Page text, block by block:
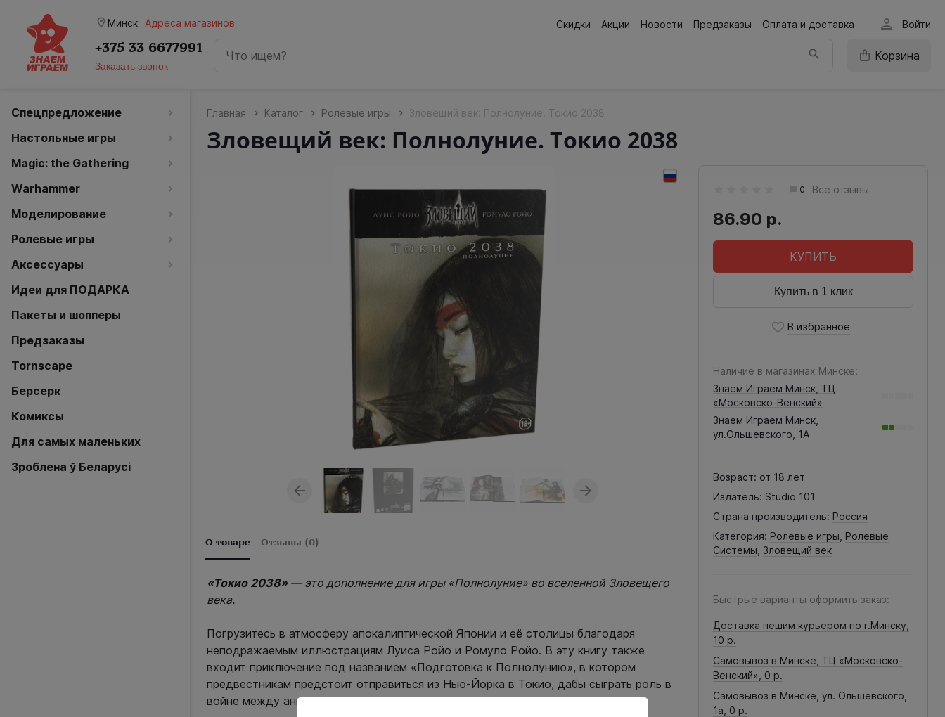
room Минск Адреса магазинов Скидки Акции Новости Предзаказы Оплата и доставка person Войти
+375 33 6677991
Заказать звонок
Корзина
Спецпредложение
Настольные игры
Magic: the Gathering
Warhammer
Моделирование
Ролевые игры
Аксессуары
Идеи для ПОДАРКА
Пакеты и шопперы
Предзаказы
Tornscape
Берсерк
Комиксы
Для самых маленьких
Зроблена ў Беларусi
Главная Каталог Ролевые игры Зловещий век: Полнолуние. Токио 2038
Зловещий век: Полнолуние. Токио 2038
0 Все отзывы
86.90 р.
КУПИТЬ
Купить в 1 клик
Наличие в магазинах Минске:
Знаем Играем Минск, ТЦ
«Московско-Венский»
Знаем Играем Минск,
ул.Ольшевского, 1А
Возраст: от 18 лет
Издатель: Studio 101
Страна производитель: Россия
Категория: Ролевые игры Ролевые
Системы ,Зловещий век
Быстрые варианты оформить заказ:
Доставка пешим курьером по г.Минску,
10 р.
Самовывоз в Минске, ТЦ «Московско-
Венский», 0 р.
Самовывоз в Минске, ул. Ольшевского,
1а, 0 р.
О товаре Отзывы (0)
«Токио 2038» — это дополнение для игры «Полнолуние» во вселенной Зловещего
века.
Погрузитесь в атмосферу апокалиптической Японии и её столицы благодаря
неподражаемым иллюстрациям Луиса Ройо и Ромуло Ройо. В эту книгу также
входит приключение под названием «Подготовка к Полнолунию», в котором
предвестникам предстоит отправиться из Нью-Йорка в Токио, дабы сыграть роль в
войне между ангелами и демонами.